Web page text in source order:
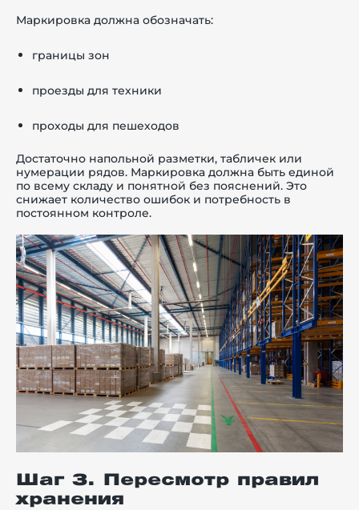
Маркировка должна обозначать:
границы зон
проезды для техники
проходы для пешеходов
Достаточно напольной разметки, табличек или
нумерации рядов. Маркировка должна быть единой
по всему складу и понятной без пояснений. Это
снижает количество ошибок и потребность в
постоянном контроле.
Шаг 3. Пересмотр правил
хранения